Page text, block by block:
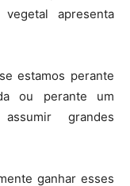
apresenta
estamos perante
ou perante um
grandes
ganhar esses